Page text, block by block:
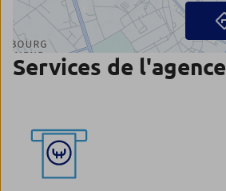
Services de l'agence